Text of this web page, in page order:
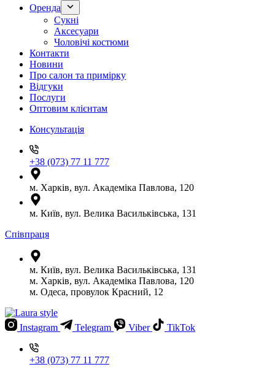
Оренда
Сукні
Аксесуари
Чоловічі костюми
Контакти
Новини
Про салон та примірку
Відгуки
Послуги
Оптовим клієнтам
Консультація
+38 (073) 77 11 777
м. Харків, вул. Академіка Павлова, 120
м. Київ, вул. Велика Васильківська, 131
Співпраця
м. Київ, вул. Велика Васильківська, 131
м. Харків, вул. Академіка Павлова, 120
м. Одеса, провулок Красний, 12
Instagram Telegram Viber TikTok
+38 (073) 77 11 777